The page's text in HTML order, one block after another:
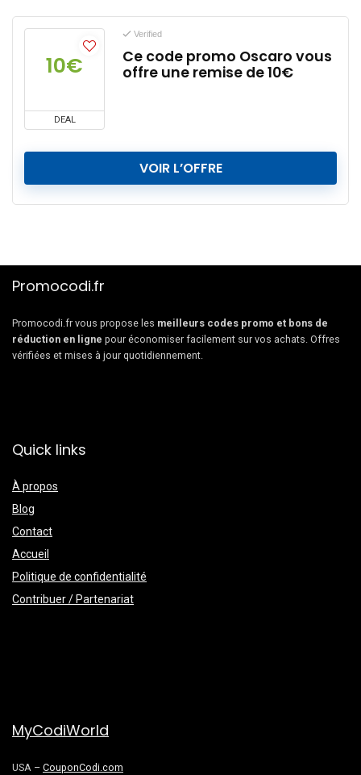
10€
DEAL
Verified
Ce code promo Oscaro vous
offre une remise de 10€
VOIR L’OFFRE
Promocodi.fr
Promocodi.fr vous propose les meilleurs codes promo et bons de
réduction en ligne pour économiser facilement sur vos achats. Offres
vérifiées et mises à jour quotidiennement.
Quick links
À propos
Blog
Contact
Accueil
Politique de confidentialité
Contribuer / Partenariat
MyCodiWorld
USA – CouponCodi.com